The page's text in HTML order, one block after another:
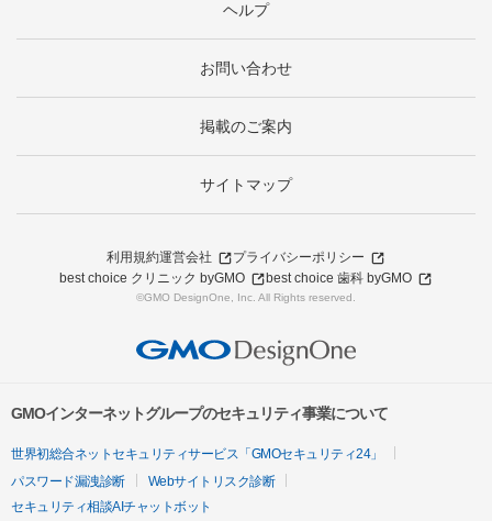
ヘルプ
お問い合わせ
掲載のご案内
サイトマップ
利用規約運営会社
プライバシーポリシー
best choice クリニック byGMO
best choice 歯科 byGMO
©GMO DesignOne, Inc. All Rights reserved.
GMOインターネットグループのセキュリティ事業について
世界初総合ネットセキュリティサービス「GMOセキュリティ24」
パスワード漏洩診断
Webサイトリスク診断
セキュリティ相談AIチャットボット